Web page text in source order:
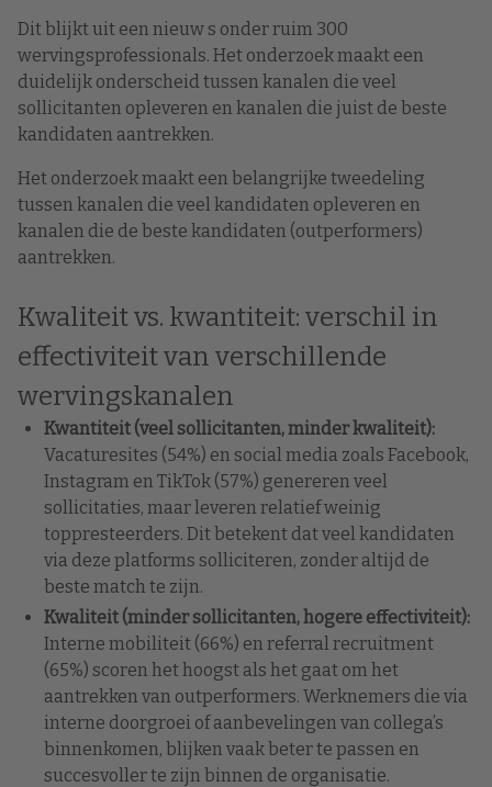
Dit blijkt uit een nieuw s onder ruim 300
wervingsprofessionals. Het onderzoek maakt een
duidelijk onderscheid tussen kanalen die veel
sollicitanten opleveren en kanalen die juist de beste
kandidaten aantrekken.
Het onderzoek maakt een belangrijke tweedeling
tussen kanalen die veel kandidaten opleveren en
kanalen die de beste kandidaten (outperformers)
aantrekken.
Kwaliteit vs. kwantiteit: verschil in
effectiviteit van verschillende
wervingskanalen
Kwantiteit (veel sollicitanten, minder kwaliteit):
Vacaturesites (54%) en social media zoals Facebook,
Instagram en TikTok (57%) genereren veel
sollicitaties, maar leveren relatief weinig
toppresteerders. Dit betekent dat veel kandidaten
via deze platforms solliciteren, zonder altijd de
beste match te zijn.
Kwaliteit (minder sollicitanten, hogere effectiviteit):
Interne mobiliteit (66%) en referral recruitment
(65%) scoren het hoogst als het gaat om het
aantrekken van outperformers. Werknemers die via
interne doorgroei of aanbevelingen van collega’s
binnenkomen, blijken vaak beter te passen en
succesvoller te zijn binnen de organisatie.